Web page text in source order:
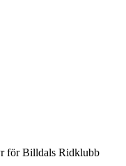
för Billdals Ridklubb